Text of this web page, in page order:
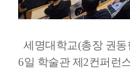
세명대학교(총장 권
6일 학술관 제2컨퍼런